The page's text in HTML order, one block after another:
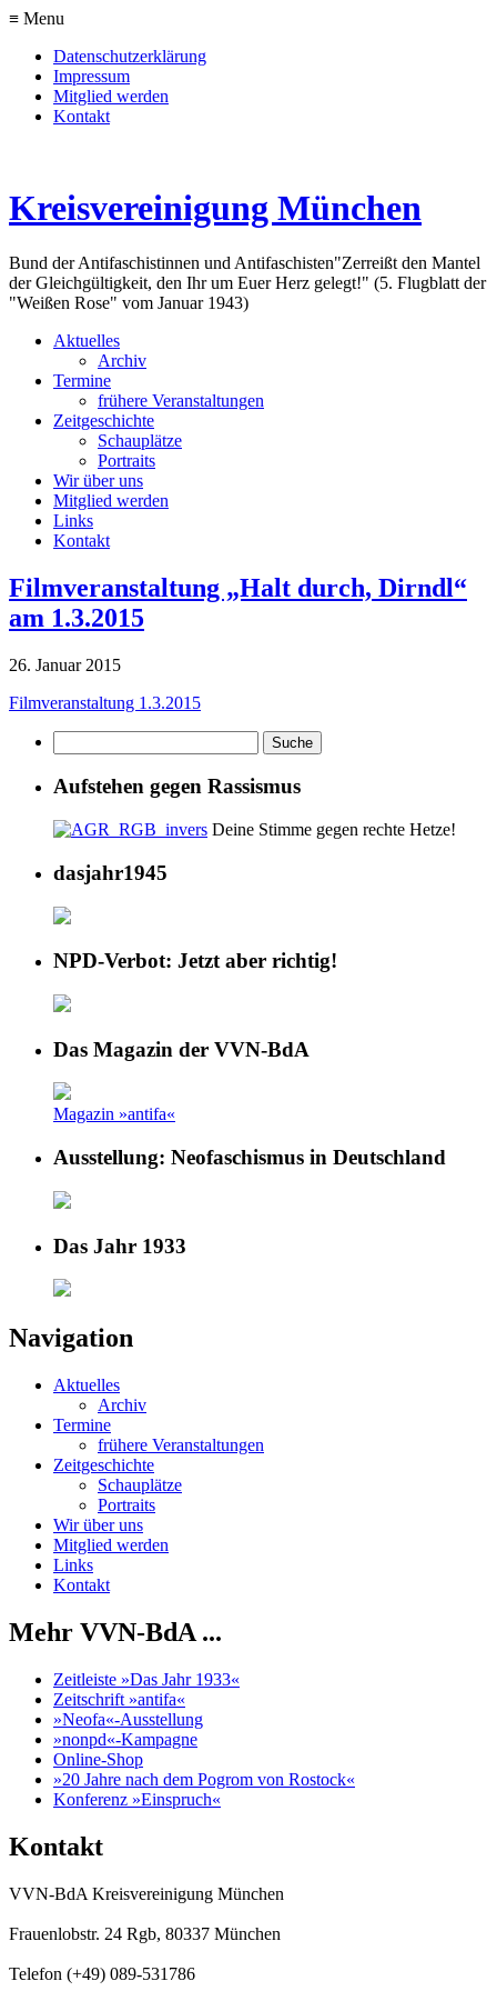
≡ Menu
Datenschutzerklärung
Impressum
Mitglied werden
Kontakt
Kreisvereinigung München
Bund der Antifaschistinnen und Antifaschisten"Zerreißt den Mantel
der Gleichgültigkeit, den Ihr um Euer Herz gelegt!" (5. Flugblatt der
"Weißen Rose" vom Januar 1943)
Aktuelles
Archiv
Termine
frühere Veranstaltungen
Zeitgeschichte
Schauplätze
Portraits
Wir über uns
Mitglied werden
Links
Kontakt
Filmveranstaltung „Halt durch, Dirndl“
am 1.3.2015
26. Januar 2015
Filmveranstaltung 1.3.2015
Aufstehen gegen Rassismus
Deine Stimme gegen rechte Hetze!
dasjahr1945
NPD-Verbot: Jetzt aber richtig!
Das Magazin der VVN-BdA
Magazin »antifa«
Ausstellung: Neofaschismus in Deutschland
Das Jahr 1933
Navigation
Aktuelles
Archiv
Termine
frühere Veranstaltungen
Zeitgeschichte
Schauplätze
Portraits
Wir über uns
Mitglied werden
Links
Kontakt
Mehr VVN-BdA ...
Zeitleiste »Das Jahr 1933«
Zeitschrift »antifa«
»Neofa«-Ausstellung
»nonpd«-Kampagne
Online-Shop
»20 Jahre nach dem Pogrom von Rostock«
Konferenz »Einspruch«
Kontakt
VVN-BdA Kreisvereinigung München
Frauenlobstr. 24 Rgb, 80337 München
Telefon (+49) 089-531786